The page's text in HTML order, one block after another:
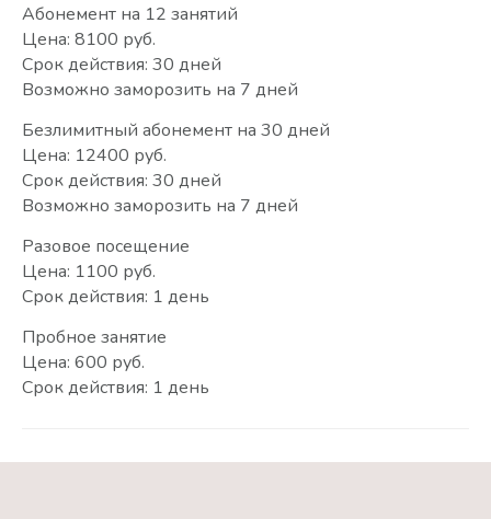
Абонемент на 12 занятий
Цена: 8100 руб.
Срок действия: 30 дней
Возможно заморозить на 7 дней
Безлимитный абонемент на 30 дней
Цена: 12400 руб.
Срок действия: 30 дней
Возможно заморозить на 7 дней
Разовое посещение
Цена: 1100 руб.
Срок действия: 1 день
Пробное занятие
Цена: 600 руб.
Срок действия: 1 день